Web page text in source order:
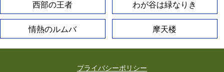
西部の王者 わが谷は緑なりき
情熱のルムバ 摩天楼
プライバシーポリシー